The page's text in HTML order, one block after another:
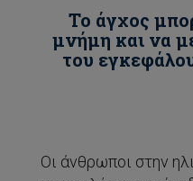
Το άγχος
μνήμη και να
του
Οι άνθρωποι στην